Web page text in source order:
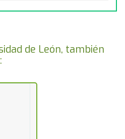
de León, también